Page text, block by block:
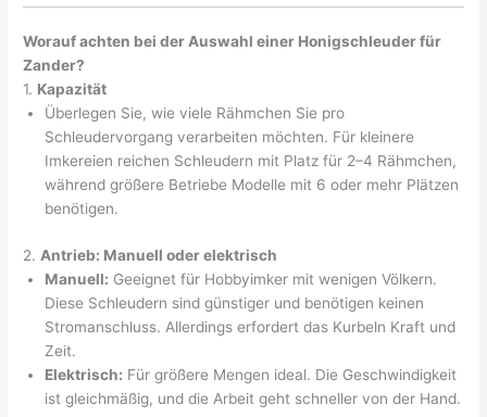
Worauf achten bei der Auswahl einer Honigschleuder für
Zander?
1. Kapazität
Überlegen Sie, wie viele Rähmchen Sie pro
Schleudervorgang verarbeiten möchten. Für kleinere
Imkereien reichen Schleudern mit Platz für 2–4 Rähmchen,
während größere Betriebe Modelle mit 6 oder mehr Plätzen
benötigen.
2. Antrieb: Manuell oder elektrisch
Manuell: Geeignet für Hobbyimker mit wenigen Völkern.
Diese Schleudern sind günstiger und benötigen keinen
Stromanschluss. Allerdings erfordert das Kurbeln Kraft und
Zeit.
Elektrisch: Für größere Mengen ideal. Die Geschwindigkeit
ist gleichmäßig, und die Arbeit geht schneller von der Hand.